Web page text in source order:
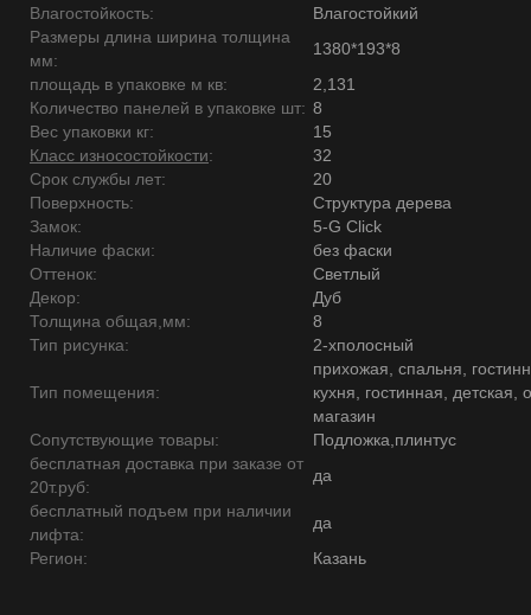
Влагостойкость:
Влагостойкий
Размеры длина ширина толщина
мм:
1380*193*8
площадь в упаковке м кв:
2,131
Количество панелей в упаковке шт: 8
Вес упаковки кг:
15
Класс износостойкости:
32
Срок службы лет:
20
Поверхность:
Структура дерева
Замок:
5-G Click
Наличие фаски:
без фаски
Оттенок:
Светлый
Декор:
Дуб
Толщина общая,мм:
8
Тип рисунка:
2-хполосный
Тип помещения:
прихожая, спальня,
кухня, гостинная, детская,
магазин
Сопутствующие товары:
Подложка,плинтус
бесплатная доставка при заказе от
20т.руб:
да
бесплатный подъем при наличии
лифта:
да
Регион:
Казань